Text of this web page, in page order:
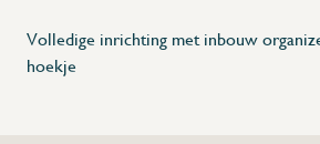
Volledige inrichting met inbouw
hoekje